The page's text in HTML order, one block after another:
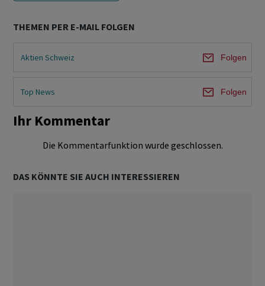
THEMEN PER E-MAIL FOLGEN
Aktien Schweiz Folgen
Top News Folgen
Ihr Kommentar
Die Kommentarfunktion wurde geschlossen.
DAS KÖNNTE SIE AUCH INTERESSIEREN